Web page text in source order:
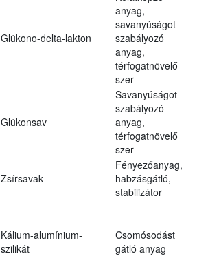
Glükono-delta-lakton
anyag,
savanyúságot
szabályozó
anyag,
térfogatnövelő
szer
Glükonsav
Savanyúságot
szabályozó
anyag,
térfogatnövelő
szer
Zsírsavak
Fényezőanyag,
habzásgátló,
stabilizátor
Kálium-alumínium-
szilikát
Csomósodást
gátló anyag